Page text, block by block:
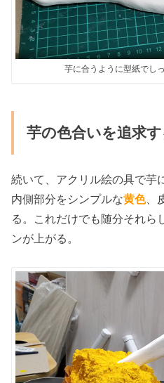
芋に合うように型紙でし
芋の色合いを追求す
続いて、アクリル絵の具で芋
内側部分をシンプルな黄色、
る。これだけでも随分それら
ンが上がる。